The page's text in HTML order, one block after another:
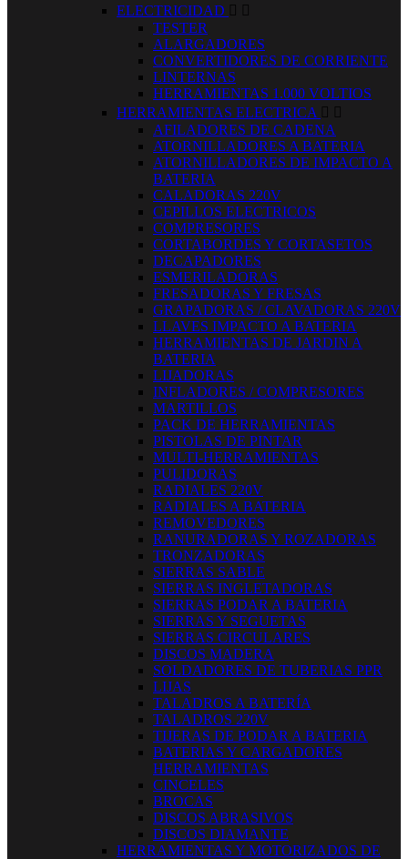
ELECTRICIDAD  
TESTER
ALARGADORES
CONVERTIDORES DE CORRIENTE
LINTERNAS
HERRAMIENTAS 1.000 VOLTIOS
HERRAMIENTAS ELECTRICA  
AFILADORES DE CADENA
ATORNILLADORES A BATERIA
ATORNILLADORES DE IMPACTO A
BATERIA
CALADORAS 220V
CEPILLOS ELECTRICOS
COMPRESORES
CORTABORDES Y CORTASETOS
DECAPADORES
ESMERILADORAS
FRESADORAS Y FRESAS
GRAPADORAS / CLAVADORAS 220V
LLAVES IMPACTO A BATERIA
HERRAMIENTAS DE JARDIN A
BATERIA
LIJADORAS
INFLADORES / COMPRESORES
MARTILLOS
PACK DE HERRAMIENTAS
PISTOLAS DE PINTAR
MULTI-HERRAMIENTAS
PULIDORAS
RADIALES 220V
RADIALES A BATERIA
REMOVEDORES
RANURADORAS Y ROZADORAS
TRONZADORAS
SIERRAS SABLE
SIERRAS INGLETADORAS
SIERRAS PODAR A BATERIA
SIERRAS Y SEGUETAS
SIERRAS CIRCULARES
DISCOS MADERA
SOLDADORES DE TUBERIAS PPR
LIJAS
TALADROS A BATERÍA
TALADROS 220V
TIJERAS DE PODAR A BATERIA
BATERIAS Y CARGADORES
HERRAMIENTAS
CINCELES
BROCAS
DISCOS ABRASIVOS
DISCOS DIAMANTE
HERRAMIENTAS Y MOTORIZADOS DE